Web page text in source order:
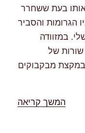
אותו בעת ששחרר
הגרומות והסביר
במזוודה
של
במקצת מבקבוקים
המשך קריאה